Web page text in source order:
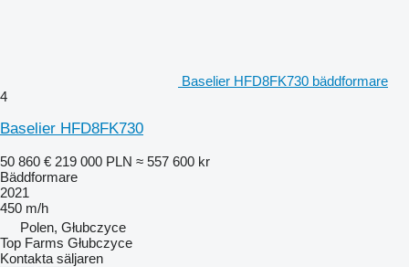
Baselier HFD8FK730 bäddformare
4
Baselier HFD8FK730
50 860 € 219 000 PLN ≈ 557 600 kr
Bäddformare
2021
450 m/h
Polen, Głubczyce
Top Farms Głubczyce
Kontakta säljaren